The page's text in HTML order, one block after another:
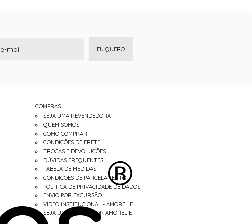
EU QUERO
COMPRAS
SEJA UMA REVENDEDORA
QUEM SOMOS
COMO COMPRAR
CONDIÇÕES DE FRETE
TROCAS E DEVOLUÇÕES
DÚVIDAS FREQUENTES
TABELA DE MEDIDAS
CONDIÇÕES DE PARCELAMENTO
POLÍTICA DE PRIVACIDADE DE DADOS
ENVIO POR EXCURSÃO
VÍDEO INSTITUCIONAL - AMORELIE
SEJA UM REVENDEDOR AMORELIE